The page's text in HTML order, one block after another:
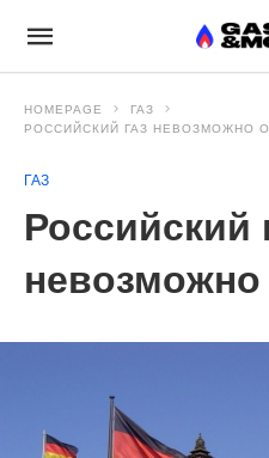
HOMEPAGE
ГАЗ
РОССИЙСКИЙ ГАЗ НЕВОЗМОЖНО
ГАЗ
Российский
невозможно